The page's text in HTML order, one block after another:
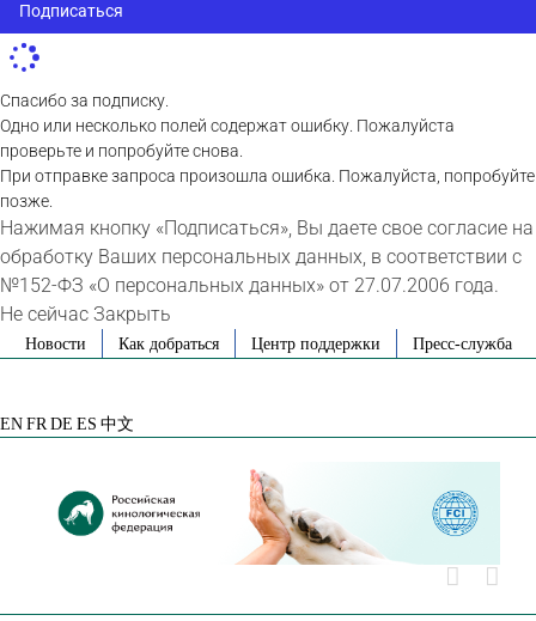
Подписаться
Спасибо за подписку.
Одно или несколько полей содержат ошибку. Пожалуйста
проверьте и попробуйте снова.
При отправке запроса произошла ошибка. Пожалуйста, попробуйте
позже.
Нажимая кнопку «Подписаться», Вы даете свое согласие на
обработку Ваших персональных данных, в соответствии с
№152-ФЗ «О персональных данных» от 27.07.2006 года.
Не сейчас Закрыть
SkipНовости Как добраться Центр поддержки Пресс-служба
EN FR DE ES 中文